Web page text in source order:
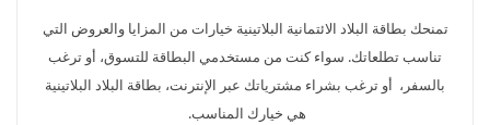
​تمنحك بطاقة البلاد الائتمانية البلاتينية خيارات من المزايا والعروض التي
تناسب تطلعاتك. سواء كنت من مستخدمي البطاقة للتسوق، أو ترغب
بالسفر، أو ترغب بشراء مشترياتك عبر الإنترنت، بطاقة البلاد البلاتينية
هي خيارك المناسب.